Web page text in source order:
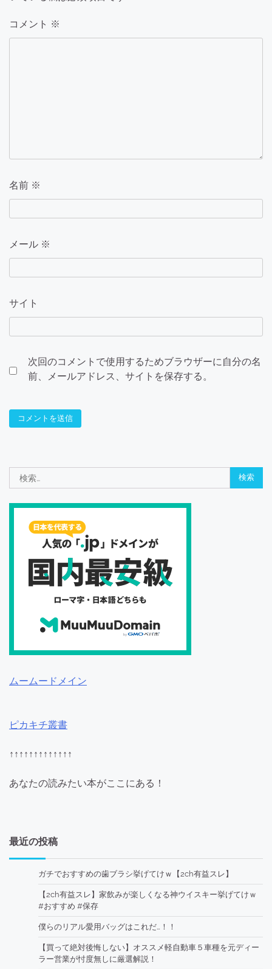
ン
コメント ※
名前 ※
メール ※
サイト
次回のコメントで使用するためブラウザーに自分の名
前、メールアドレス、サイトを保存する。
索:
ムームードメイン
ピカキチ叢書
↑↑↑↑↑↑↑↑↑↑↑↑↑
あなたの読みたい本がここにある！
最近の投稿
ガチでおすすめの歯ブラシ挙げてけｗ【2ch有益スレ】
【2ch有益スレ】家飲みが楽しくなる神ウイスキー挙げてけｗ
#おすすめ #保存
僕らのリアル愛用バッグはこれだ…！！
【買って絶対後悔しない】オススメ軽自動車５車種を元ディー
ラー営業が忖度無しに厳選解説！